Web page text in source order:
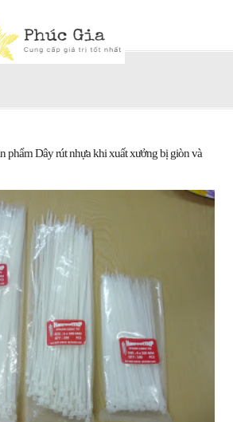
phẩm Dây rút nhựa khi xuất xưởng bị giòn và